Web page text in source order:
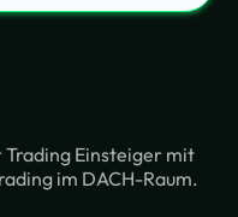
Einsteiger mit
im DACH-Raum.